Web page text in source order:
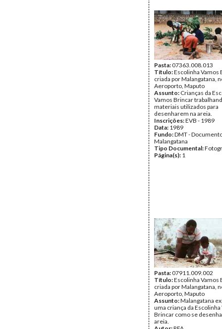
Pasta:07363.008.013
Título:Escolinha Vamos
criada por Malangatana,
Aeroporto, Maputo
Assunto: Crianças da
Vamos Brincar
materiais utilizados para
desenharem na areia.
Inscrições:EVB - 1989
Data: 1989
Fundo:DMT -
Malangatana
Tipo Documental:
Página(s): 1
Pasta:07911.009.002
Título:Escolinha Vamos
criada por Malangatana,
Aeroporto, Maputo
Assunto:Malangatana
uma criança da Escolinha
Brincar como se
areia.